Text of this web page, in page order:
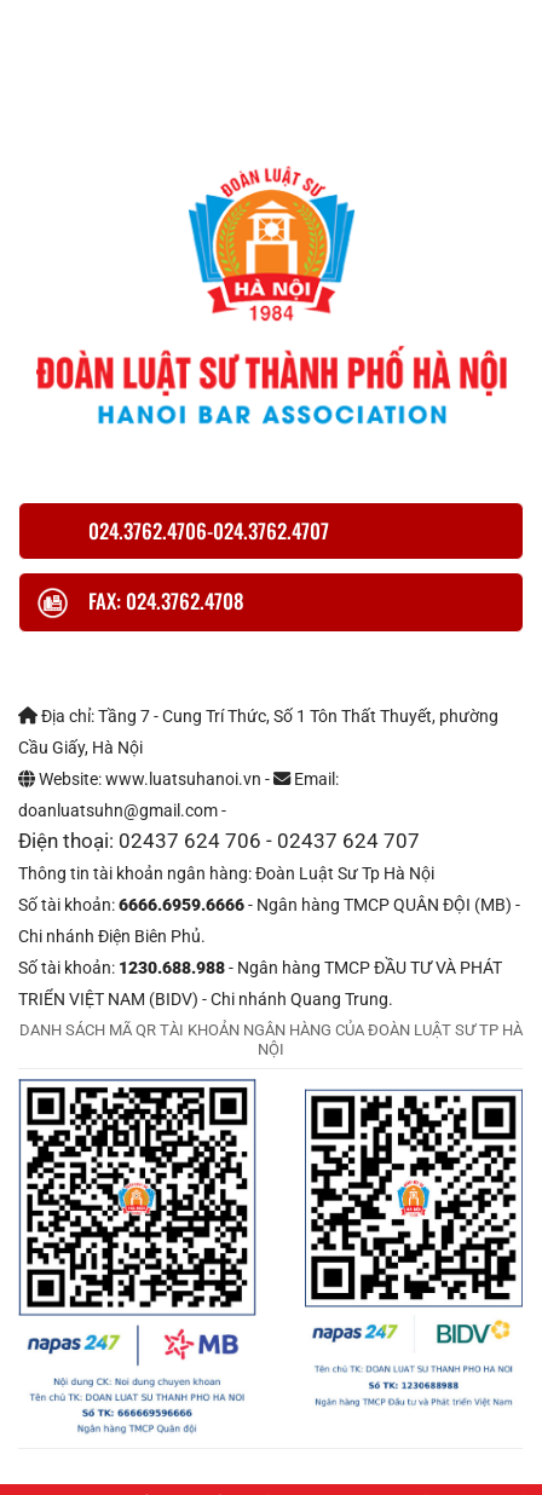
024.3762.4706-024.3762.4707
FAX: 024.3762.4708
Địa chỉ: Tầng 7 - Cung Trí Thức, Số 1 Tôn Thất Thuyết, phường
Cầu Giấy, Hà Nội
Website: www.luatsuhanoi.vn -
Email:
doanluatsuhn@gmail.com -
Điện thoại: 02437 624 706 - 02437 624 707
Thông tin tài khoản ngân hàng: Đoàn Luật Sư Tp Hà Nội
Số tài khoản:6666.6959.6666- Ngân hàng TMCP QUÂN ĐỘI (MB) -
Chi nhánh Điện Biên Phủ.
Số tài khoản: 1230.688.988- Ngân hàng TMCP ĐẦU TƯ VÀ PHÁT
TRIỂN VIỆT NAM (BIDV) - Chi nhánh Quang Trung.
DANH SÁCH MÃ QR TÀI KHOẢN NGÂN HÀNG CỦA ĐOÀN LUẬT SƯ TP HÀ
NỘI